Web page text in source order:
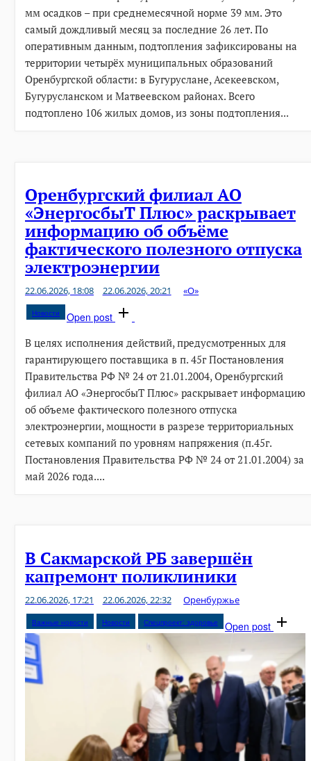
мм осадков – при среднемесячной норме 39 мм. Это
самый дождливый месяц за последние 26 лет. По
оперативным данным, подтопления зафиксированы на
территории четырёх муниципальных образований
Оренбургской области: в Бугуруслане, Асекеевском,
Бугурусланском и Матвеевском районах. Всего
подтоплено 106 жилых домов, из зоны подтопления...
Оренбургский филиал АО
«ЭнергосбыТ Плюс» раскрывает
информацию об объёме
фактического полезного отпуска
электроэнергии
22.06.2026, 18:08 22.06.2026, 20:21 «О»
Новости
Open post
В целях исполнения действий, предусмотренных для
гарантирующего поставщика в п. 45г Постановления
Правительства РФ № 24 от 21.01.2004, Оренбургский
филиал АО «ЭнергосбыТ Плюс» раскрывает информацию
об объеме фактического полезного отпуска
электроэнергии, мощности в разрезе территориальных
сетевых компаний по уровням напряжения (п.45г.
Постановления Правительства РФ № 24 от 21.01.2004) за
май 2026 года....
В Сакмарской РБ завершён
капремонт поликлиники
22.06.2026, 17:21 22.06.2026, 22:32 Оренбуржье
Важные новости Новости Спецпроект: здоровье Open post